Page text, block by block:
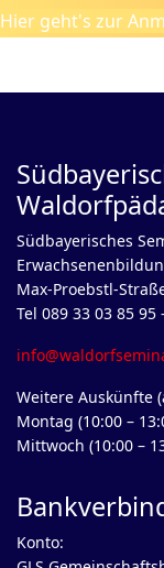
Hier geht's zur
Südbayerisches
Max-Proebstl-
Tel 089 33 03 85 95
Weitere Auskünfte
Montag (10:00 –
Mittwoch (10:00 –
Konto: